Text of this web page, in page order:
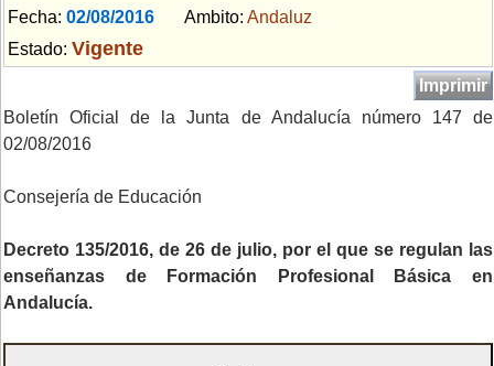
Fecha: 02/08/2016 Ambito: Andaluz
Estado: Vigente
Imprimir
Boletín Oficial de la Junta de Andalucía número 147 de
02/08/2016
Consejería de Educación
Decreto 135/2016, de 26 de julio, por el que se regulan las
enseñanzas de Formación Profesional Básica en
Andalucía.